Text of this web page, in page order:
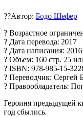
?‍?Автор: Бодо Шефер
? Возрастное
? Дата перевода: 2017
? Дата написания: 2016
? Объем: 160 стр. 25
? ISBN: 978-985-15-
? Переводчик: Сергей
? Правообладатель:
Героиня предыдущей
год сбылись.